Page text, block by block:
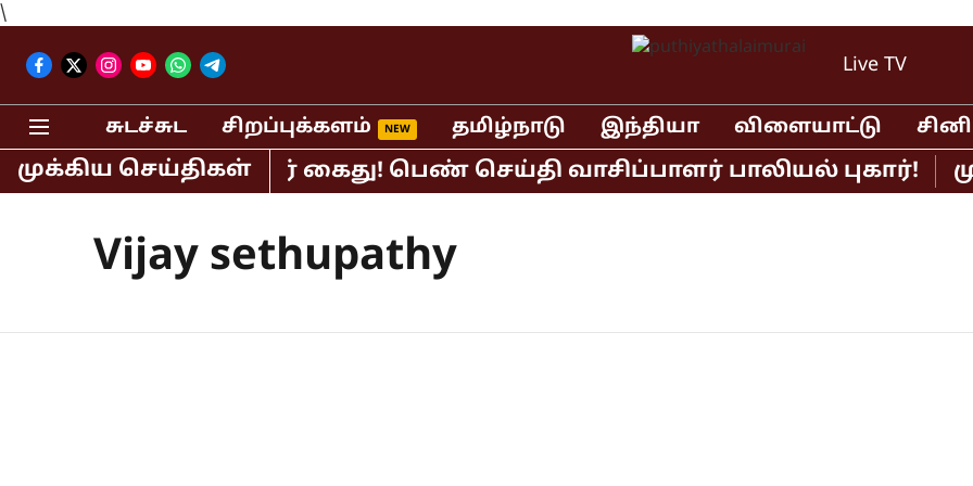
\
Live TV
சுடச்சுட சிறப்புக்களம் தமிழ்நாடு இந்தியா விளையாட்டு
முக்கிய செய்திகள்
பி.ஆர்.சுந்தர் கைது! பெண் செய்தி வாசிப்பாளர் பாலியல் புகார்!
Vijay sethupathy